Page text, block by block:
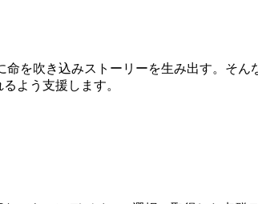
を吹き込みストーリーを生み出す。そ
よう支援します。